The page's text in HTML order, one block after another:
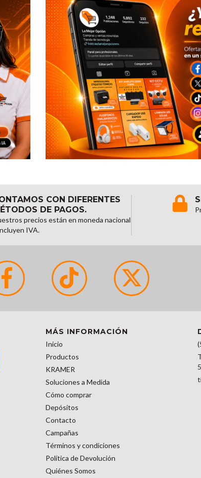
CON DIFERENTES
DE PAGOS.
precios están en moneda nacional
IVA.
MÁS INFORMACIÓN
Inicio
Productos
KRAMER
Soluciones a Medida
Cómo comprar
Depósitos
Contacto
Campañas
Términos y condiciones
Política de Devolución
Quiénes Somos